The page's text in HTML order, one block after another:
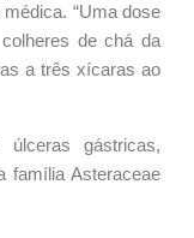
“Uma dose
de chá da
a três xícaras ao
gástricas,
família Asteraceae